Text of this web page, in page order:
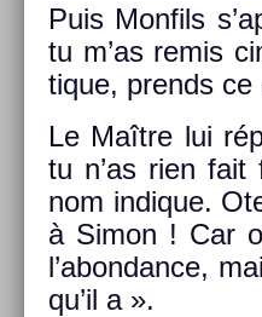
Puis Mon­fils
tu m’as remis
tique, pre­nds
Le Maître lui
tu n’as rien fait
nom in­dique.
à Simon ! Car
l’abon­dance,
qu’il a ».